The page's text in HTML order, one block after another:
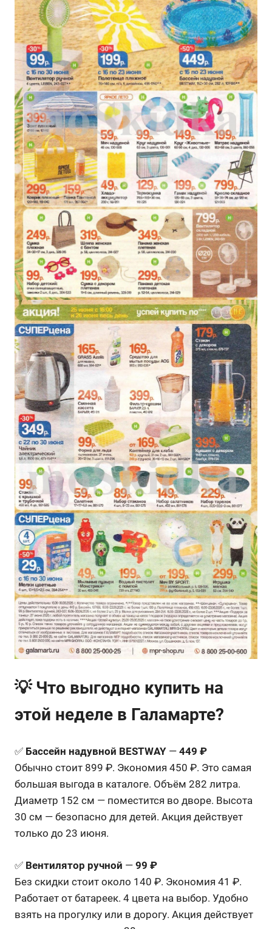
💡 Что выгодно купить на
этой неделе в Галамарте?
✅ Бассейн надувной BESTWAY — 449 ₽
Обычно стоит 899 ₽. Экономия 450 ₽. Это самая
большая выгода в каталоге. Объём 282 литра.
Диаметр 152 см — поместится во дворе. Высота
30 см — безопасно для детей. Акция действует
только до 23 июня.
✅ Вентилятор ручной — 99 ₽
Без скидки стоит около 140 ₽. Экономия 41 ₽.
Работает от батареек. 4 цвета на выбор. Удобно
взять на прогулку или в дорогу. Акция действует